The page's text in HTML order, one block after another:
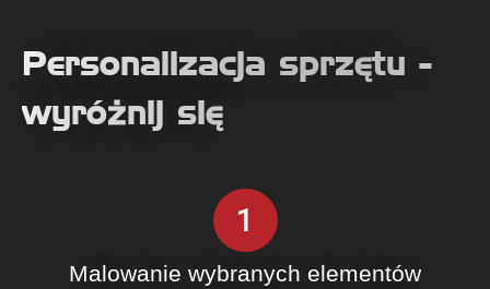
Personalizacja sprzętu -
wyróżnij się
1
Malowanie wybranych elementów